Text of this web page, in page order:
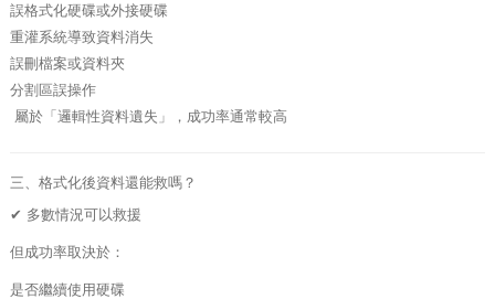
誤格式化硬碟或外接硬碟
重灌系統導致資料消失
誤刪檔案或資料夾
分割區誤操作
屬於「邏輯性資料遺失」，成功率通常較高
三、格式化後資料還能救嗎？
✔ 多數情況可以救援
但成功率取決於：
是否繼續使用硬碟